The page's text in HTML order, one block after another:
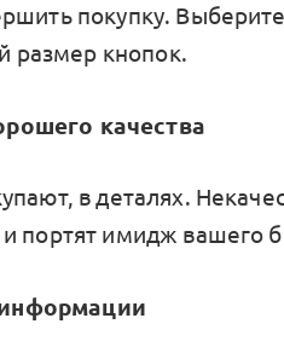
покупку.
размер кнопок.
качества
в деталях.
портят имидж вашего